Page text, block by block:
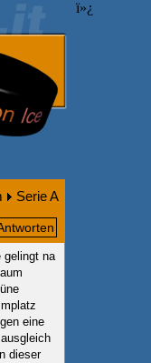
ï»¿
Serie A
gelingt na
eine
dieser